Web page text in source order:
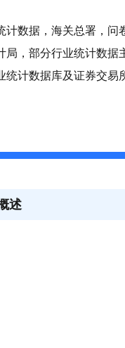
计数据，海关总署，
局，部分行业统计数
统计数据库及证券交
述